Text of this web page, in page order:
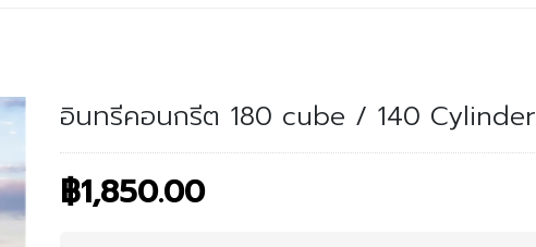
อินทรีคอนกรีต 180 cube / 140 Cylinder
฿1,850.00